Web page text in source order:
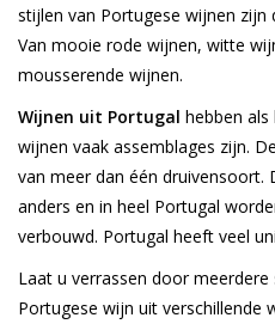
stijlen van Portugese wijnen zijn
Van mooie rode wijnen, witte
mousserende wijnen.
Wijnen uit Portugal hebben
wijnen vaak assemblages zijn.
van meer dan één druivensoort.
anders en in heel Portugal
verbouwd. Portugal heeft veel
Laat u verrassen door
Portugese wijn uit verschillende